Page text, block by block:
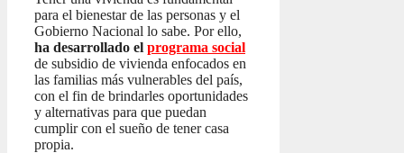
para el bienestar de las personas y el
Gobierno Nacional lo sabe. Por ello,
ha desarrollado el programa social
de subsidio de vivienda enfocados en
las familias más vulnerables del país,
con el fin de brindarles oportunidades
y alternativas para que puedan
cumplir con el sueño de tener casa
propia.